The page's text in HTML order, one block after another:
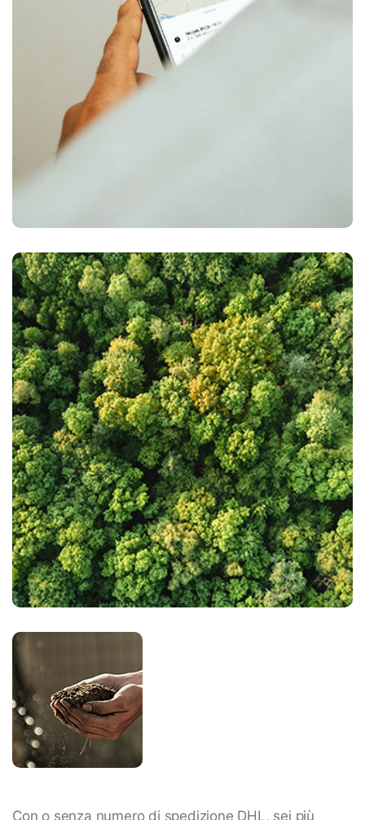
Con o senza numero di spedizione DHL, sei più